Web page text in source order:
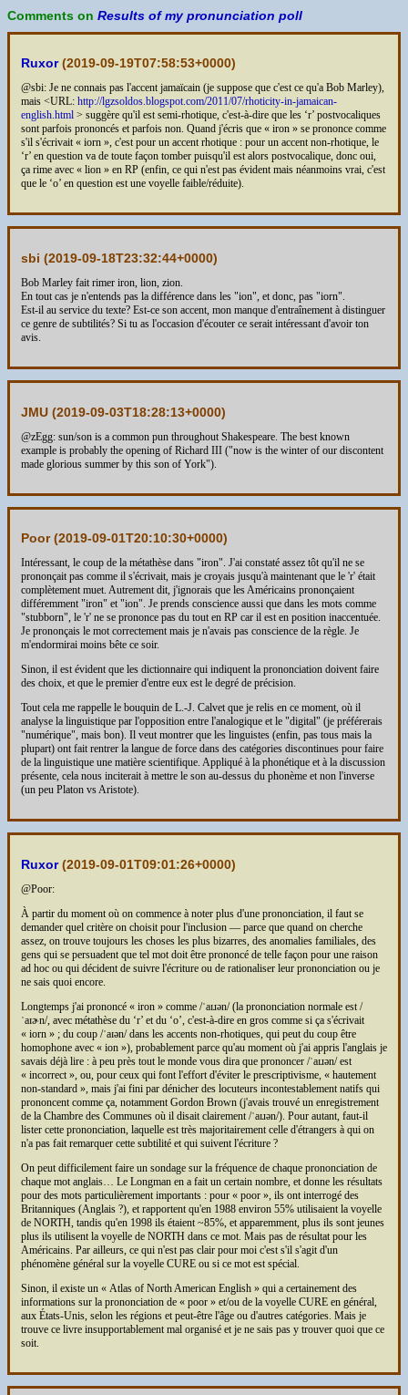
Comments on Results of my pronunciation poll
Ruxor(2019-09-19T07:58:53+0000)
@sbi: Je ne connais pas l'accent jamaïcain (je suppose que c'est ce qu'a Bob Marley),
mais <URL: http://lgzsoldos.blogspot.com/2011/07/rhoticity-in-jamaican-
english.html > suggère qu'il est semi-rhotique, c'est-à-dire que les ‘r’ postvocaliques
sont parfois prononcés et parfois non. Quand j'écris que « iron » se prononce comme
s'il s'écrivait « iorn », c'est pour un accent rhotique : pour un accent non-rhotique, le
‘r’ en question va de toute façon tomber puisqu'il est alors postvocalique, donc oui,
ça rime avec « lion » en RP (enfin, ce qui n'est pas évident mais néanmoins vrai, c'est
que le ‘o’ en question est une voyelle faible/réduite).
sbi (2019-09-18T23:32:44+0000)
Bob Marley fait rimer iron, lion, zion.
En tout cas je n'entends pas la différence dans les "ion", et donc, pas "iorn".
Est-il au service du texte? Est-ce son accent, mon manque d'entraînement à distinguer
ce genre de subtilités? Si tu as l'occasion d'écouter ce serait intéressant d'avoir ton
avis.
JMU (2019-09-03T18:28:13+0000)
@zEgg: sun/son is a common pun throughout Shakespeare. The best known
example is probably the opening of Richard III ("now is the winter of our discontent
made glorious summer by this son of York").
Poor (2019-09-01T20:10:30+0000)
Intéressant, le coup de la métathèse dans "iron". J'ai constaté assez tôt qu'il ne se
prononçait pas comme il s'écrivait, mais je croyais jusqu'à maintenant que le 'r' était
complètement muet. Autrement dit, j'ignorais que les Américains prononçaient
différemment "iron" et "ion". Je prends conscience aussi que dans les mots comme
"stubborn", le 'r' ne se prononce pas du tout en RP car il est en position inaccentuée.
Je prononçais le mot correctement mais je n'avais pas conscience de la règle. Je
m'endormirai moins bête ce soir.
Sinon, il est évident que les dictionnaire qui indiquent la prononciation doivent faire
des choix, et que le premier d'entre eux est le degré de précision.
Tout cela me rappelle le bouquin de L.-J. Calvet que je relis en ce moment, où il
analyse la linguistique par l'opposition entre l'analogique et le "digital" (je préférerais
"numérique", mais bon). Il veut montrer que les linguistes (enfin, pas tous mais la
plupart) ont fait rentrer la langue de force dans des catégories discontinues pour faire
de la linguistique une matière scientifique. Appliqué à la phonétique et à la discussion
présente, cela nous inciterait à mettre le son au-dessus du phonème et non l'inverse
(un peu Platon vs Aristote).
Ruxor(2019-09-01T09:01:26+0000)
@Poor:
À partir du moment où on commence à noter plus d'une prononciation, il faut se
demander quel critère on choisit pour l'inclusion — parce que quand on cherche
assez, on trouve toujours les choses les plus bizarres, des anomalies familiales, des
gens qui se persuadent que tel mot doit être prononcé de telle façon pour une raison
ad hoc ou qui décident de suivre l'écriture ou de rationaliser leur prononciation ou je
ne sais quoi encore.
Longtemps j'ai prononcé « iron » comme /ˈaɪɹən/ (la prononciation normale est /
ˈaɪɚn/, avec métathèse du ‘r’ et du ‘o’, c'est-à-dire en gros comme si ça s'écrivait
« iorn » ; du coup /ˈaɪən/ dans les accents non-rhotiques, qui peut du coup être
homophone avec « ion »), probablement parce qu'au moment où j'ai appris l'anglais je
savais déjà lire : à peu près tout le monde vous dira que prononcer /ˈaɪɹən/ est
« incorrect », ou, pour ceux qui font l'effort d'éviter le prescriptivisme, « hautement
non-standard », mais j'ai fini par dénicher des locuteurs incontestablement natifs qui
prononcent comme ça, notamment Gordon Brown (j'avais trouvé un enregistrement
de la Chambre des Communes où il disait clairement /ˈaɪɹən/). Pour autant, faut-il
lister cette prononciation, laquelle est très majoritairement celle d'étrangers à qui on
n'a pas fait remarquer cette subtilité et qui suivent l'écriture ?
On peut difficilement faire un sondage sur la fréquence de chaque prononciation de
chaque mot anglais… Le Longman en a fait un certain nombre, et donne les résultats
pour des mots particulièrement importants : pour « poor », ils ont interrogé des
Britanniques (Anglais ?), et rapportent qu'en 1988 environ 55% utilisaient la voyelle
de NORTH, tandis qu'en 1998 ils étaient ~85%, et apparemment, plus ils sont jeunes
plus ils utilisent la voyelle de NORTH dans ce mot. Mais pas de résultat pour les
Américains. Par ailleurs, ce qui n'est pas clair pour moi c'est s'il s'agit d'un
phénomène général sur la voyelle CURE ou si ce mot est spécial.
Sinon, il existe un « Atlas of North American English » qui a certainement des
informations sur la prononciation de « poor » et/ou de la voyelle CURE en général,
aux États-Unis, selon les régions et peut-être l'âge ou d'autres catégories. Mais je
trouve ce livre insupportablement mal organisé et je ne sais pas y trouver quoi que ce
soit.